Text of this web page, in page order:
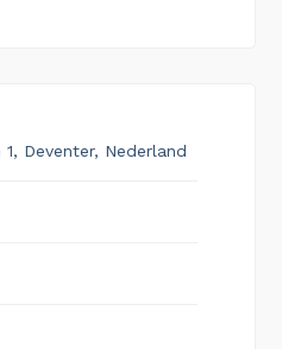
Deventer, Nederland